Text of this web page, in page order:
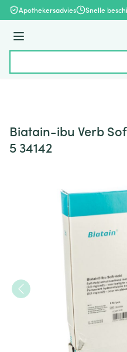
Ga naar de inhoud
Apothekersadvies Snelle
Menu
Biatain-ibu Verb
5 34142